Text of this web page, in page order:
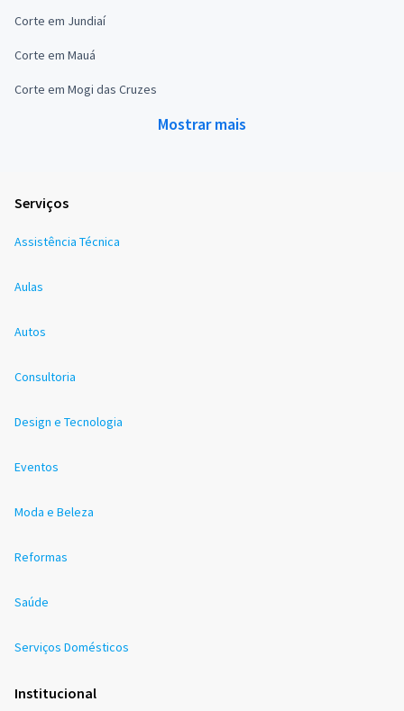
Corte em Jundiaí
Corte em Mauá
Corte em Mogi das Cruzes
Mostrar mais
Serviços
Assistência Técnica
Aulas
Autos
Consultoria
Design e Tecnologia
Eventos
Moda e Beleza
Reformas
Saúde
Serviços Domésticos
Institucional